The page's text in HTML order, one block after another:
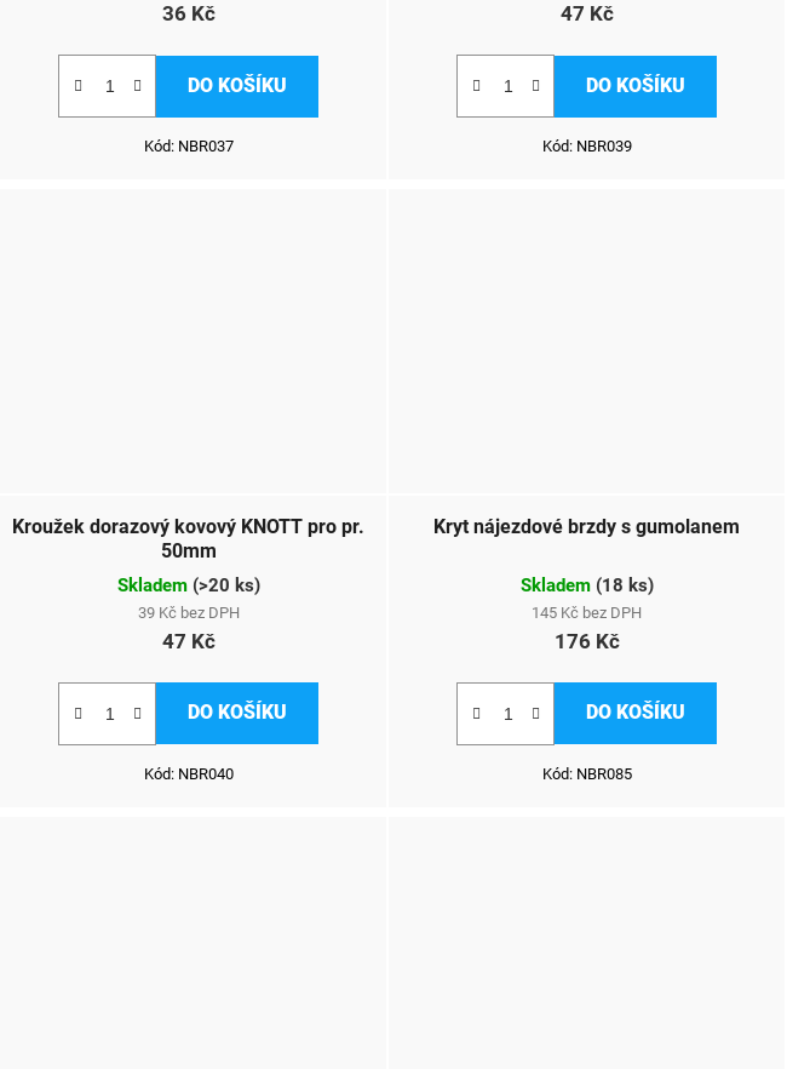
36 Kč
DO KOŠÍKU
Kód: NBR037
47 Kč
DO KOŠÍKU
Kód: NBR039
Kroužek dorazový kovový KNOTT pro pr.
50mm
Skladem (>20 ks)
39 Kč bez DPH
47 Kč
DO KOŠÍKU
Kód: NBR040
Kryt nájezdové brzdy s gumolanem
Skladem (18 ks)
145 Kč bez DPH
176 Kč
DO KOŠÍKU
Kód: NBR085